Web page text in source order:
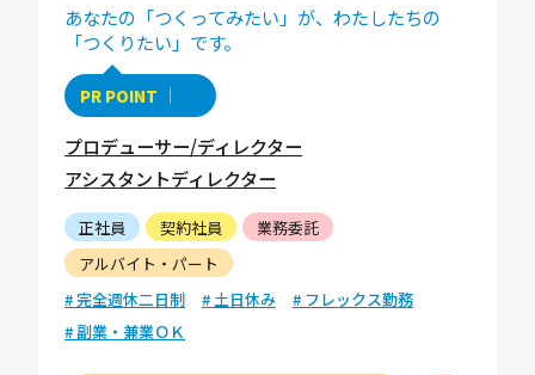
あなたの「つくってみたい」が、わたしたちの
「つくりたい」です。
PR POINT
プロデューサー/ディレクター
アシスタントディレクター
正社員 契約社員
業務委託
アルバイト・パート
# 完全週休二日制
# 土日休み
# フレックス勤務
# 副業・兼業ＯＫ